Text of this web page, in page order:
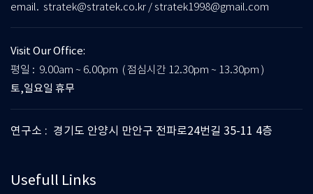
email. stratek@stratek.co.kr / stratek1998@gmail.com
Visit Our Office:
평일 : 9.00am ~ 6.00pm ( 점심시간 12.30pm ~ 13.30pm )
토,일요일 휴무
연구소 : 경기도 안양시 만안구 전파로24번길 35-11 4층
Usefull Links